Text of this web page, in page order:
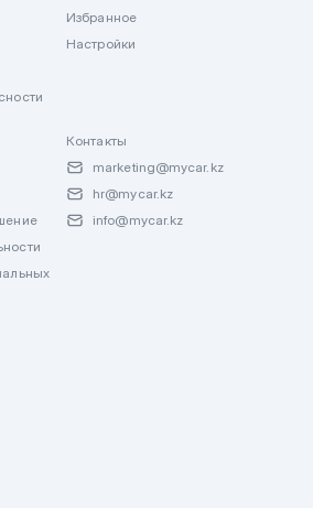
Избранное
Настройки
Контакты
marketing@mycar.kz
hr@mycar.kz
info@mycar.kz